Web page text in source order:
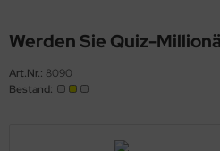
Werden Sie Quiz-
Art.Nr.: 8090
Bestand: